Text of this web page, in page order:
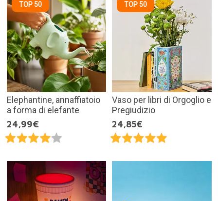
TOP 50
Elephantine, annaffiatoio
a forma di elefante
24,99€
TOP 50
Vaso per libri di Orgoglio e
Pregiudizio
24,85€